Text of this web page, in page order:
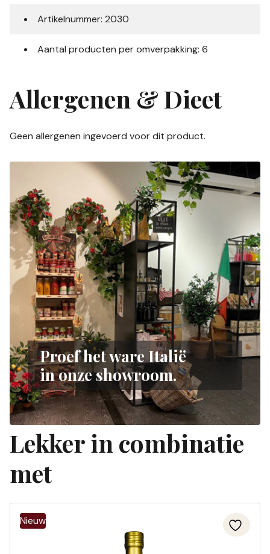
Artikelnummer: 2030
Aantal producten per omverpakking: 6
Allergenen & Dieet
Geen allergenen ingevoerd voor dit product.
Proef het ware Italië
in onze showroom.
Lekker in combinatie
met